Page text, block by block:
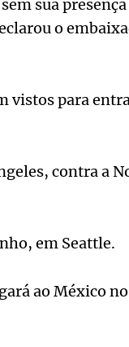
sua
o
vistos para
contra a
em Seattle.
ao México no